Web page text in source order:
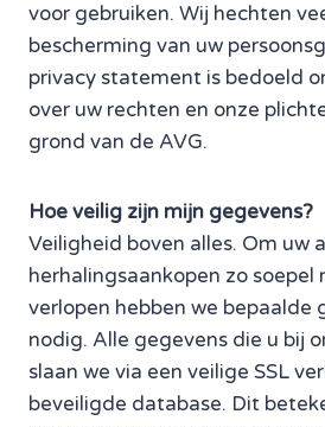
voor gebruiken. Wij hechten
bescherming van uw
privacy statement is bedoeld
over uw rechten en onze
grond van de AVG.
Hoe veilig zijn mijn gegevens?
Veiligheid boven alles. Om uw
herhalingsaankopen zo
verlopen hebben we bepaalde
nodig. Alle gegevens die u bij
slaan we via een veilige SSL
beveiligde database. Dit